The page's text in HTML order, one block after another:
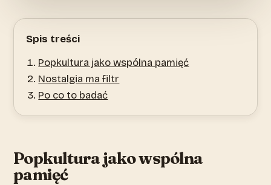
Spis treści
Popkultura jako wspólna pamięć
Nostalgia ma filtr
Po co to badać
Popkultura jako wspólna
pamięć